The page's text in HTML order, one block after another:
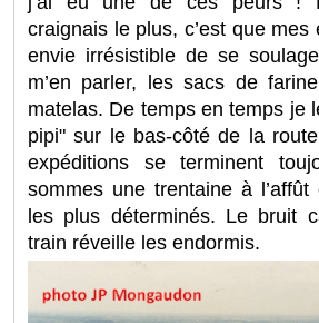
craignais le plus, c’est que mes
envie irrésistible de se
m’en parler, les sacs de
matelas. De temps en temps je
pipi" sur le bas-côté de la
expéditions se terminent
sommes une trentaine à l’affût
les plus déterminés. Le bruit
train réveille les endormis.